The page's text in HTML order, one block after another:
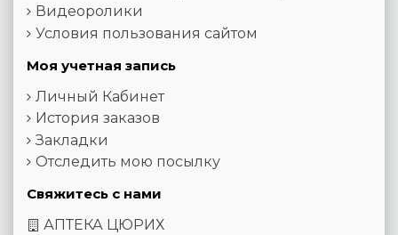
Видеоролики
Условия пользования сайтом
Моя учетная запись
Личный Кабинет
История заказов
Закладки
Отследить мою посылку
Свяжитесь с нами
АПТЕКА ЦЮРИХ